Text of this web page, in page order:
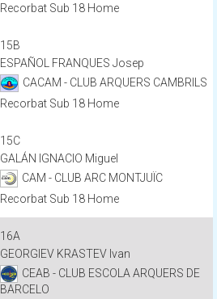
Recorbat Sub 18 Home
15B
ESPAÑOL FRANQUES Josep
CACAM - CLUB ARQUERS CAMBRILS
Recorbat Sub 18 Home
15C
GALÁN IGNACIO Miguel
CAM - CLUB ARC MONTJUÏC
Recorbat Sub 18 Home
16A
GEORGIEV KRASTEV Ivan
CEAB - CLUB ESCOLA ARQUERS DE
BARCELO